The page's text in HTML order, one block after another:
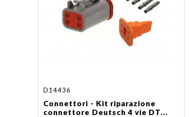
D14436
Connettori - Kit riparazione
connettore Deutsch 4 vie DT...